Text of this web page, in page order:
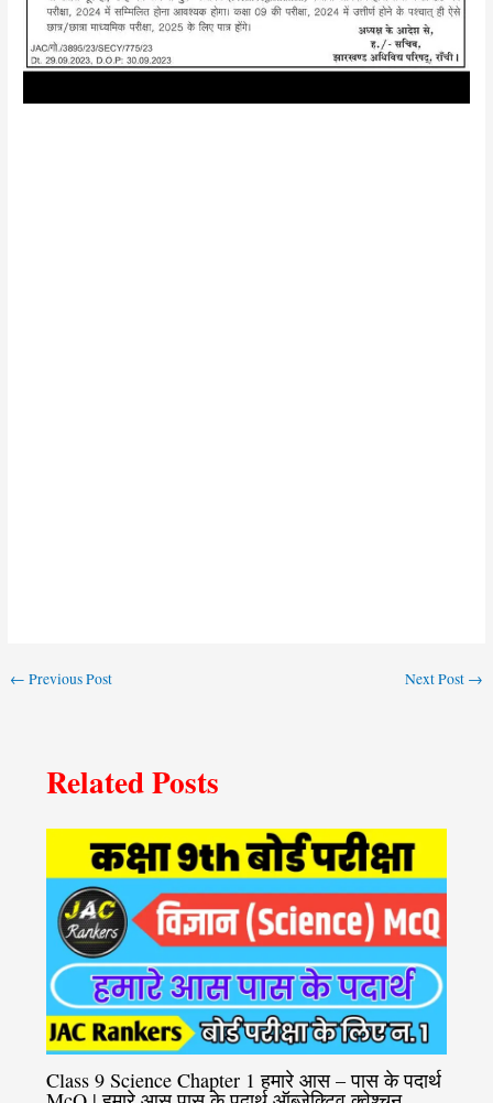
← Previous Post Next Post →
Related Posts
Class 9 Science Chapter 1 हमारे आस – पास के पदार्थ